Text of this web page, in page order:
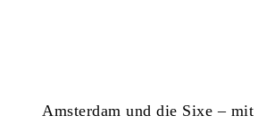
Amsterdam und die Sixe –